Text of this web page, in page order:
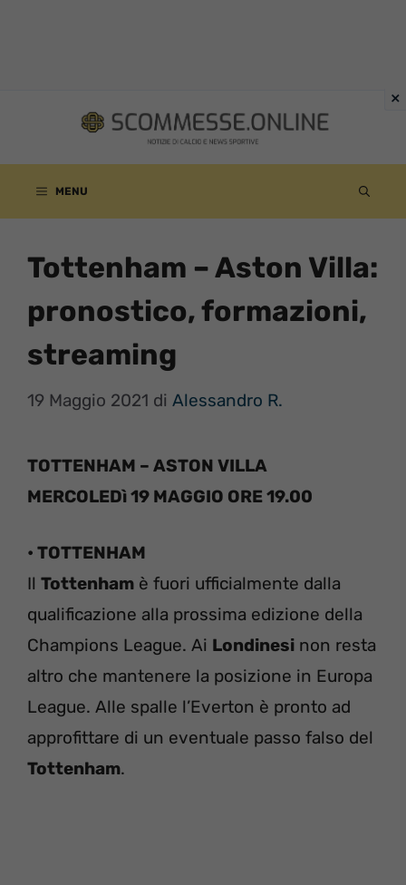
contenuto
MENU
Tottenham – Aston Villa:
pronostico, formazioni,
streaming
19 Maggio 2021 di Alessandro R.
TOTTENHAM – ASTON VILLA
MERCOLEDì 19 MAGGIO ORE 19.00
• TOTTENHAM
Il Tottenham è fuori ufficialmente dalla
qualificazione alla prossima edizione della
Champions League. Ai Londinesi non resta
altro che mantenere la posizione in Europa
League. Alle spalle l’Everton è pronto ad
approfittare di un eventuale passo falso del
Tottenham.